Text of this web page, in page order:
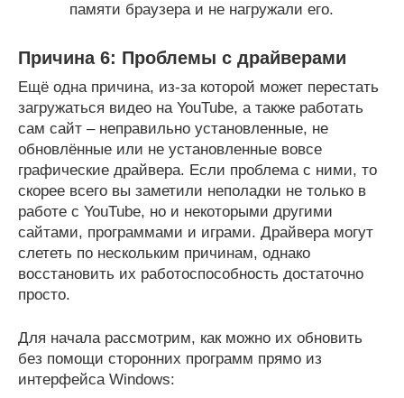
памяти браузера и не нагружали его.
Причина 6: Проблемы с драйверами
Ещё одна причина, из-за которой может перестать
загружаться видео на YouTube, а также работать
сам сайт – неправильно установленные, не
обновлённые или не установленные вовсе
графические драйвера. Если проблема с ними, то
скорее всего вы заметили неполадки не только в
работе с YouTube, но и некоторыми другими
сайтами, программами и играми. Драйвера могут
слететь по нескольким причинам, однако
восстановить их работоспособность достаточно
просто.
Для начала рассмотрим, как можно их обновить
без помощи сторонних программ прямо из
интерфейса Windows: